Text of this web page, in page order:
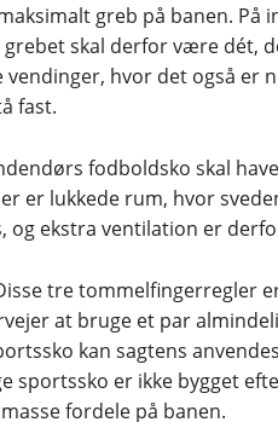
greb på banen. På
skal derfor være dét,
hvor det også er
fast.
fodboldsko skal
er lukkede rum, hvor
ekstra ventilation er
tre tommelfingerregler
at bruge et par
kan sagtens
sportssko er ikke bygget
fordele på banen.